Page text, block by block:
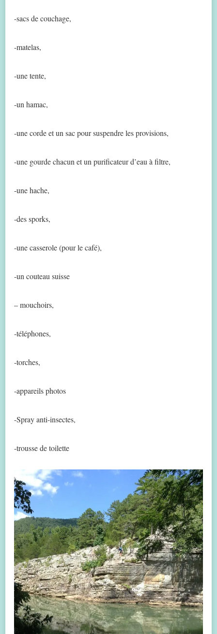
-sacs de couchage,
-matelas,
-une tente,
-un hamac,
-une corde et un sac pour suspendre les provisions,
-une gourde chacun et un purificateur d’eau à filtre,
-une hache,
-des sporks,
-une casserole (pour le café),
-un couteau suisse
– mouchoirs,
-téléphones,
-torches,
-appareils photos
-Spray anti-insectes,
-trousse de toilette